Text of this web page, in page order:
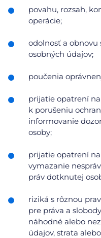
povahu, rozsah,
operácie;
odolnosť a obnovu
osobných údajov;
poučenia
prijatie opatrení
k porušeniu
informovanie
osoby;
prijatie opatrení
vymazanie
práv dotknutej
riziká s rôznou
pre práva a
náhodné alebo
údajov, strata